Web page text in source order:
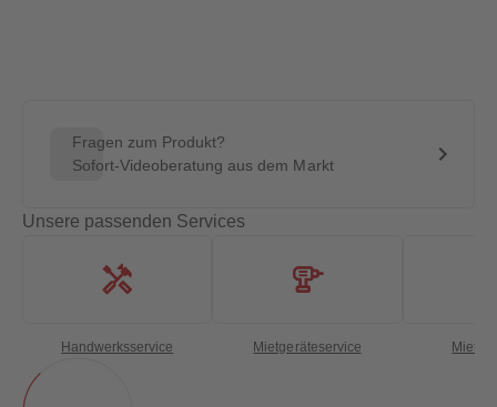
Fragen zum Produkt?
Sofort-Videoberatung aus dem Markt
Unsere passenden Services
Handwerksservice Mietgeräteservice